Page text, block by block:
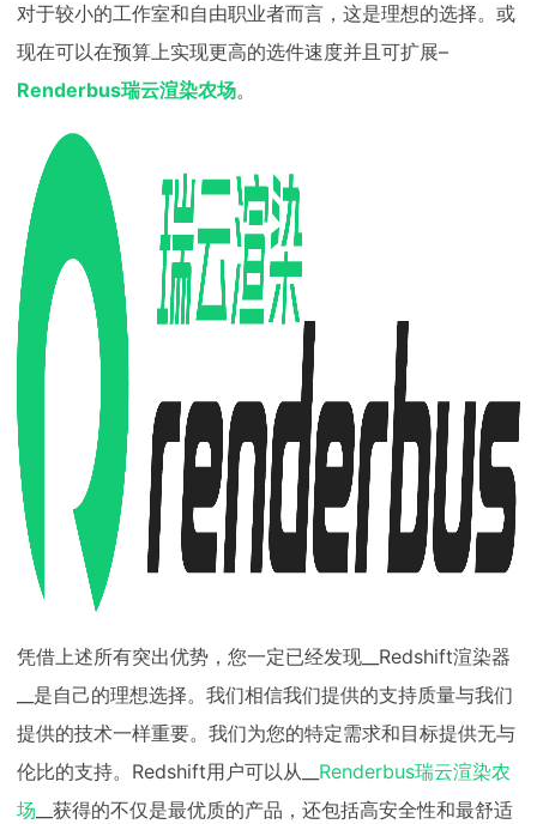
对于较小的工作室和自由职业者而言，这是理想的选择。或
现在可以在预算上实现更高的选件速度并且可扩展–
Renderbus瑞云渲染农场。
凭借上述所有突出优势，您一定已经发现__Redshift渲染器
__是自己的理想选择。我们相信我们提供的支持质量与我们
提供的技术一样重要。我们为您的特定需求和目标提供无与
伦比的支持。Redshift用户可以从__ Renderbus瑞云渲染农
场 __获得的不仅是最优质的产品，还包括高安全性和最舒适